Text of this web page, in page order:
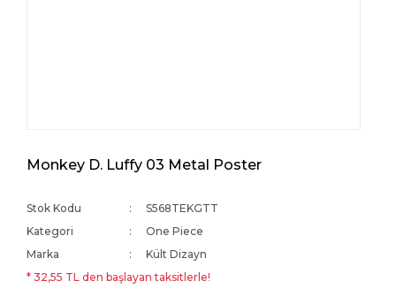
Monkey D. Luffy 03 Metal Poster
Stok Kodu
S568TEKGTT
Kategori
One Piece
Marka
Kült Dizayn
* 32,55 TL den başlayan taksitlerle!